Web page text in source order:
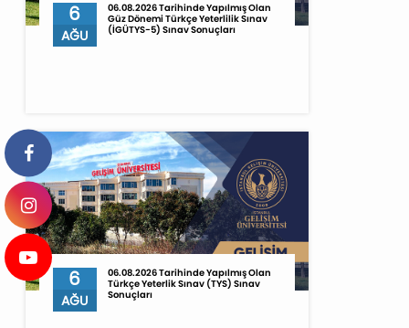
6
AĞU
06.08.2026 Tarihinde Yapılmış Olan
Güz Dönemi Türkçe Yeterlilik Sınav
(İGÜTYS-5) Sınav Sonuçları
6
AĞU
06.08.2026 Tarihinde Yapılmış Olan
Türkçe Yeterlik Sınav (TYS) Sınav
Sonuçları